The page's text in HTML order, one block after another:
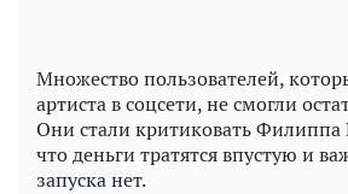
Множество пользователей,
артиста в соцсети, не смогли
Они стали критиковать Филиппа
что деньги тратятся впустую и
запуска нет.